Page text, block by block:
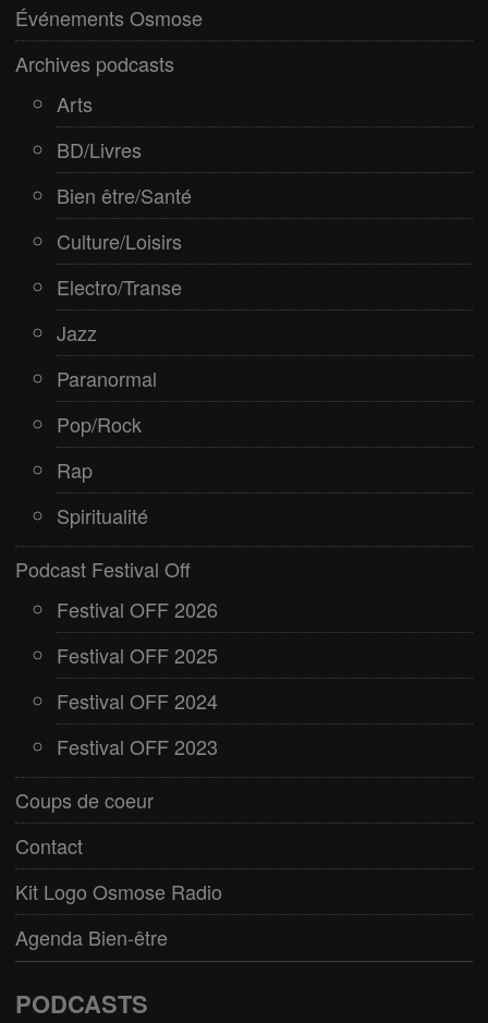
Pop/Rock
Rap
Spiritualité
Événements Osmose
Archives podcasts
Arts
BD/Livres
Bien être/Santé
Culture/Loisirs
Electro/Transe
Jazz
Paranormal
Pop/Rock
Rap
Spiritualité
Podcast Festival Off
Festival OFF 2026
Festival OFF 2025
Festival OFF 2024
Festival OFF 2023
Coups de coeur
Contact
Kit Logo Osmose Radio
Agenda Bien-être
PODCASTS